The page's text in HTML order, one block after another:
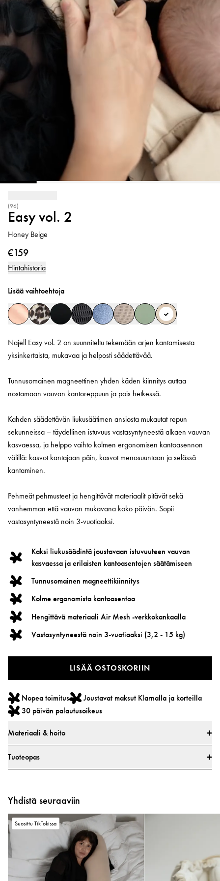
(96)
Easy vol. 2
Honey Beige
€159
Hintahistoria
Lisää vaihtoehtoja
Najell Easy vol. 2 on suunniteltu tekemään arjen kantamisesta
yksinkertaista, mukavaa ja helposti säädettävää.
Tunnusomainen magneettinen yhden käden kiinnitys auttaa
nostamaan vauvan kantoreppuun ja pois hetkessä.
Kahden säädettävän liukusäätimen ansiosta mukautat repun
sekunneissa – täydellinen istuvuus vastasyntyneestä alkaen vauvan
kasvaessa, ja helppo vaihto kolmen ergonomisen kantoasennon
välillä: kasvot kantajaan päin, kasvot menosuuntaan ja selässä
kantaminen.
Pehmeät pehmusteet ja hengittävät materiaalit pitävät sekä
vanhemman että vauvan mukavana koko päivän. Sopii
vastasyntyneestä noin 3-vuotiaaksi.
Kaksi liukusäädintä joustavaan istuvuuteen vauvan
kasvaessa ja erilaisten kantoasentojen säätämiseen
Tunnusomainen magneettikiinnitys
Kolme ergonomista kantoasentoa
Hengittävä materiaali Air Mesh -verkkokankaalla
Vastasyntyneestä noin 3-vuotiaaksi (3,2 - 15 kg)
LISÄÄ OSTOSKORIIN
Nopea toimitus
Joustavat maksut Klarnalla ja korteilla
30 päivän palautusoikeus
Materiaali & hoito
Päämateriaali: 73 % puuvillaa, 27 % pellavaa
Kaikki tekstiilit on testattu haitallisten aineiden varalta markkinoiden
johtavassa testilaitoksessa.
Kaikki osat on testattu haitallisten aineiden varalta.
Testattu ja hyväksytty Euroopan turvallisuusraportin CEN/TR 16512:2025,
ASTM-standardin F2236-24 sekä kiinalaisten standardien GB/T 35270-
2017 ja GB 31701-2015 mukaisesti.
Hoito-ohjeet
Tuoteopas
Opi käyttämään kantoreppuasi vaihe vaiheelta -videoidemme avulla.
▶ ▶
Yhdistä seuraaviin
Suosittu TikTokissa